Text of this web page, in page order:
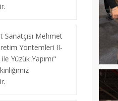
Sanatçısı Mehmet
Yöntemleri II-
Yüzük Yapımı"
Çağdaş Mücevher
" Sıra
3 " Workshop-